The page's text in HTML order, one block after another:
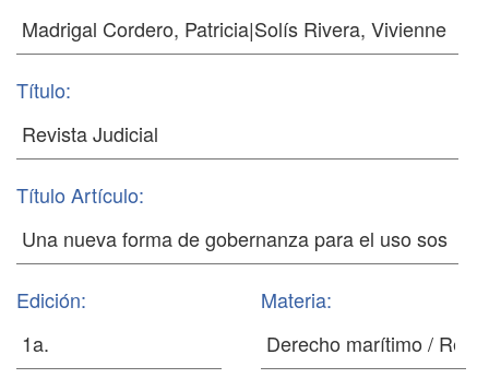
Título:
Título Artículo:
Edición: Materia: